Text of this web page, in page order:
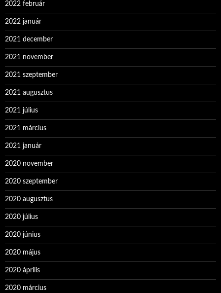
2022 február
2022 január
2021 december
2021 november
2021 szeptember
2021 augusztus
2021 július
2021 március
2021 január
2020 november
2020 szeptember
2020 augusztus
2020 július
2020 június
2020 május
2020 április
2020 március